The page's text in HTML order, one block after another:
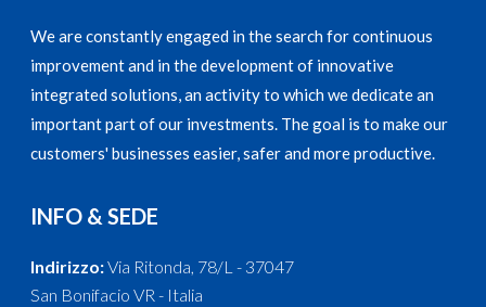
We are constantly engaged in the search for continuous
improvement and in the development of innovative
integrated solutions, an activity to which we dedicate an
important part of our investments. The goal is to make our
customers' businesses easier, safer and more productive.
INFO & SEDE
Indirizzo:Via Ritonda, 78/L - 37047
San Bonifacio VR - Italia